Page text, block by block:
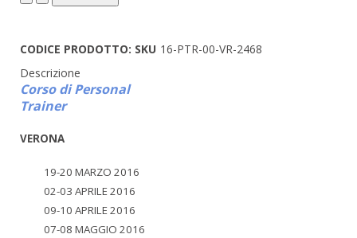
CODICE PRODOTTO: SKU 16-PTR-00-VR-2468
Descrizione
Corso di Personal
Trainer
VERONA
19-20 MARZO 2016
02-03 APRILE 2016
09-10 APRILE 2016
07-08 MAGGIO 2016